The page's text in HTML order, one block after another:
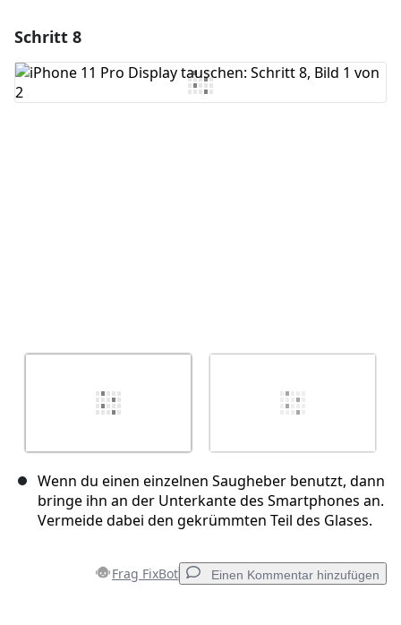
Kommentar hinzufügen
Schritt 8
Wenn du einen einzelnen Saugheber benutzt, dann
bringe ihn an der Unterkante des Smartphones an.
Vermeide dabei den gekrümmten Teil des Glases.
Frag FixBot Einen Kommentar hinzufügen